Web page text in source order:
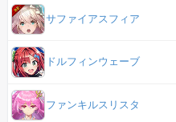
サファイアスフィア
ドルフィンウェーブ
ファンキルスリスタ